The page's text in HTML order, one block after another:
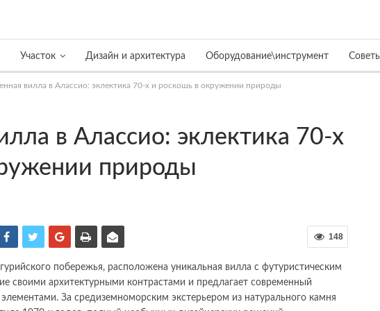
Участок Дизайн и архитектура Оборудование\инструмент
вилла в Алассио: эклектика 70-х и роскошь в окружении природы
в Алассио: эклектика 70-х
природы
148
побережья, расположена уникальная вилла с футуристическим
своими архитектурными контрастами и предлагает современный
За средиземноморским экстерьером из натурального камня